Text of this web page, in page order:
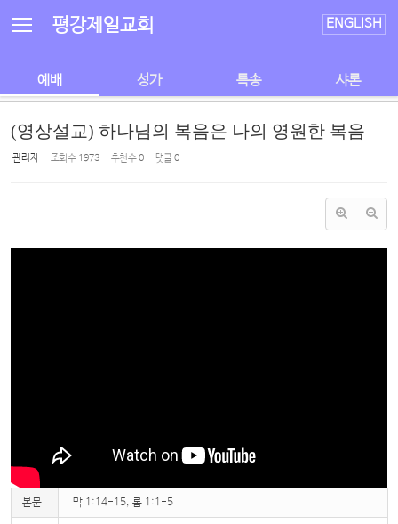
평강제일교회 ENGLISH
예배 성가 특송 샤론
(영상설교) 하나님의 복음은 나의 영원한 복음
관리자 조회 수 1973 추천 수0 댓글0
본문 막 1:14-15, 롬 1:1-5